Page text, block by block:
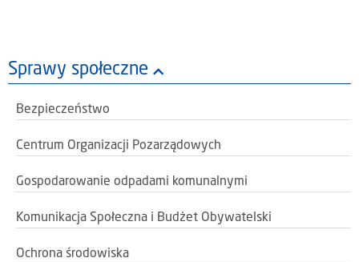
Sprawy społeczne
Bezpieczeństwo
Centrum Organizacji Pozarządowych
Gospodarowanie odpadami komunalnymi
Komunikacja Społeczna i Budżet Obywatelski
Ochrona środowiska